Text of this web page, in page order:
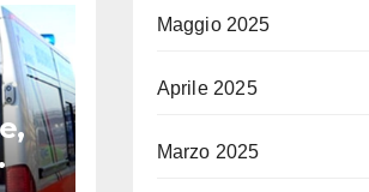
Maggio 2025
Aprile 2025
Marzo 2025